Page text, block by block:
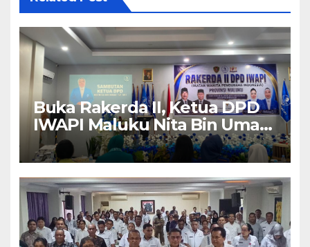
Buka Rakerda II, Ketua DPD
IWAPI Maluku Nita Bin Umar:
Perempuan Pengusaha Pilar
Penggerak UMKM